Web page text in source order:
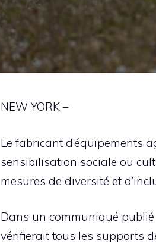
NEW YORK –
Le fabricant d’équipements
sensibilisation sociale ou
mesures de diversité et
Dans un communiqué
vérifierait tous les supports